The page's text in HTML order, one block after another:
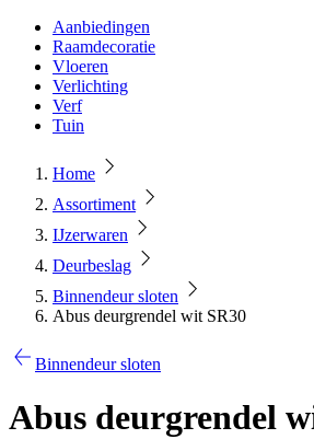
Aanbiedingen
Raamdecoratie
Vloeren
Verlichting
Verf
Tuin
Home
Assortiment
IJzerwaren
Deurbeslag
Binnendeur sloten
Abus deurgrendel wit SR30
Binnendeur sloten
Abus deurgrendel